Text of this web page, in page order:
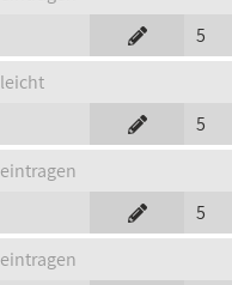
5
leicht
5
eintragen
5
eintragen